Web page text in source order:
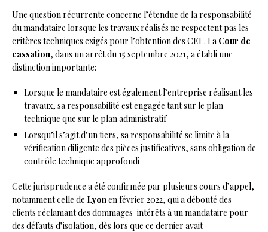
Une question récurrente concerne l’étendue de la responsabilité
du mandataire lorsque les travaux réalisés ne respectent pas les
critères techniques exigés pour l’obtention des CEE. La Cour de
cassation, dans un arrêt du 15 septembre 2021, a établi une
distinction importante:
Lorsque le mandataire est également l’entreprise réalisant les
travaux, sa responsabilité est engagée tant sur le plan
technique que sur le plan administratif
Lorsqu’il s’agit d’un tiers, sa responsabilité se limite à la
vérification diligente des pièces justificatives, sans obligation de
contrôle technique approfondi
Cette jurisprudence a été confirmée par plusieurs cours d’appel,
notamment celle de Lyonen février 2022, qui a débouté des
clients réclamant des dommages-intérêts à un mandataire pour
des défauts d’isolation, dès lors que ce dernier avait